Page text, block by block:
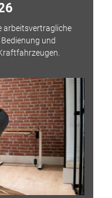
arbeitsvertragliche
und